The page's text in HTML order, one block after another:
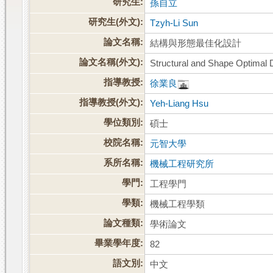
孫自立
研究生(外文):
Tzyh-Li Sun
論文名稱:
結構與形態最佳化設計
論文名稱(外文):
Structural and Shape Optimal
指導教授:
徐業良
指導教授(外文):
Yeh-Liang Hsu
學位類別:
碩士
校院名稱:
元智大學
系所名稱:
機械工程研究所
學門:
工程學門
學類:
機械工程學類
論文種類:
學術論文
畢業學年度:
82
語文別:
中文